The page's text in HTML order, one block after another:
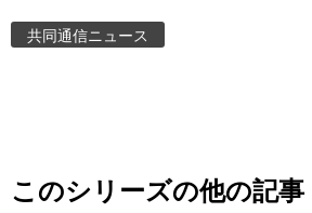
People
公式SNS
共同通信ニュース
このシリーズの他の記事